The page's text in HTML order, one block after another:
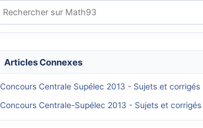
Articles Connexes
Concours Centrale Supélec 2013 - Sujets et corrigés
Concours Centrale-Supélec 2013 - Sujets et corrigés